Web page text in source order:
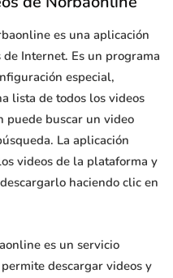
es una aplicación
Internet. Es un programa
especial,
lista de todos los videos
puede buscar un video
La aplicación
videos de la plataforma y
haciendo clic en
es un servicio
descargar videos y